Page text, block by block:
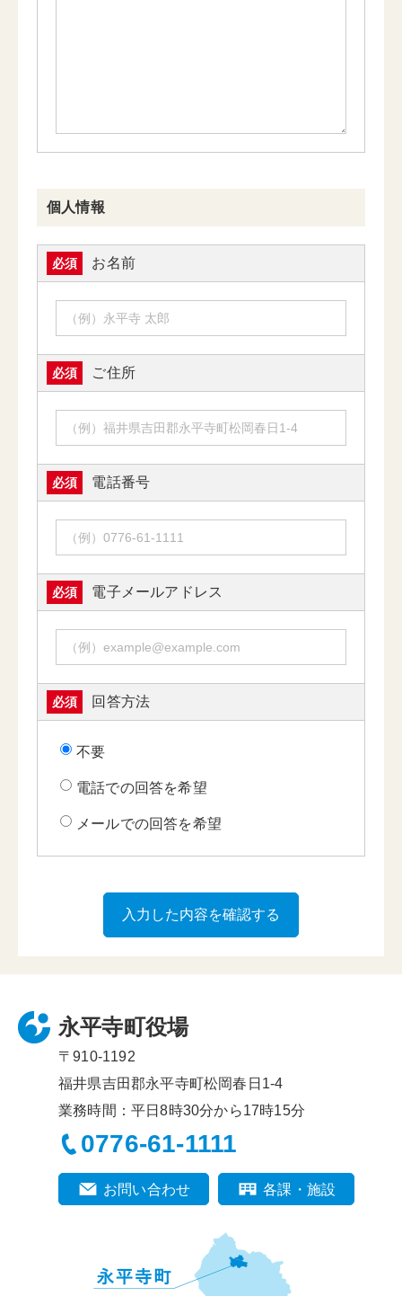
個人情報
必須 お名前
必須 ご住所
必須 電話番号
必須 電子メールアドレス
必須 回答方法
不要
電話での回答を希望
メールでの回答を希望
永平寺町役場
〒910-1192
福井県吉田郡永平寺町松岡春日1-4
業務時間：平日8時30分から17時15分
0776-61-1111
お問い合わせ 各課・施設